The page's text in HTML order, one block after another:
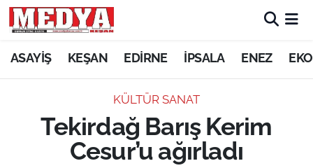
ASAYİŞ KEŞAN EDİRNE İPSALA ENEZ
KÜLTÜR SANAT
Tekirdağ Barış Kerim
Cesur’u ağırladı
KEŞAN
ASAYİŞ
SİYASET